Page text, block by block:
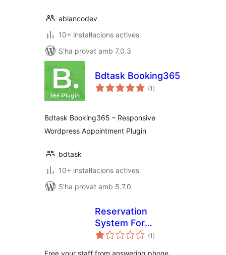
ablancodev
10+ instal·lacions actives
S'ha provat amb 7.0.3
Bdtask Booking365
(1 puntuacions
totals
)
Bdtask Booking365 – Responsive
Wordpress Appointment Plugin
bdtask
10+ instal·lacions actives
S'ha provat amb 5.7.0
Reservation
System For
Restaurants (1 puntuacions
totals
)
Free your staff from answering phone